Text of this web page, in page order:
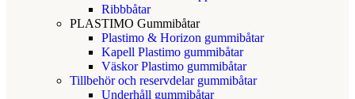
Ribbbåtar
PLASTIMO Gummibåtar
Plastimo & Horizon gummibåtar
Kapell Plastimo gummibåtar
Väskor Plastimo gummibåtar
Tillbehör och reservdelar gummibåtar
Underhåll gummibåtar